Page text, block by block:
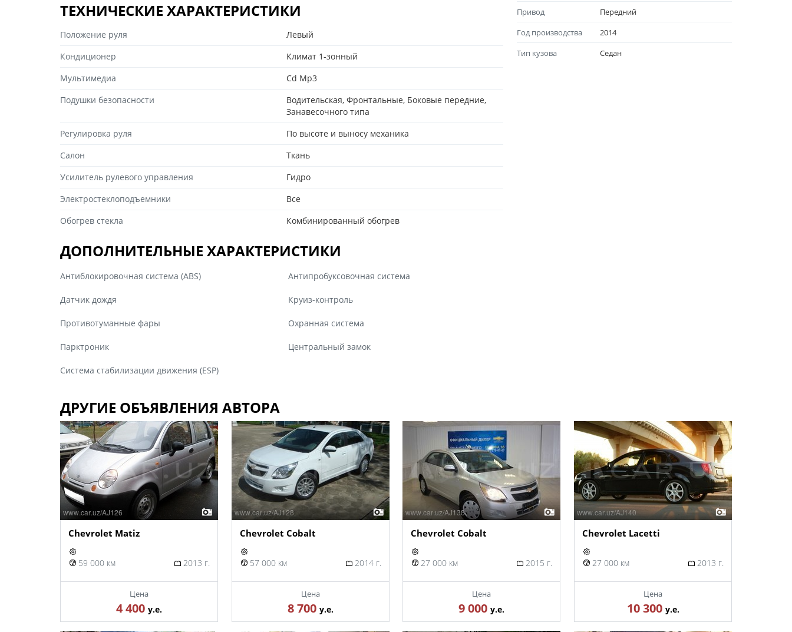
ТЕХНИЧЕСКИЕ ХАРАКТЕРИСТИКИ
Положение руля
Левый
Кондиционер
Климат 1-зонный
Мультимедиа
Cd Mp3
Подушки безопасности
Водительская, Фронтальные, Боковые передние,
Занавесочного типа
Регулировка руля
По высоте и выносу механика
Салон
Ткань
Усилитель рулевого управления
Гидро
Электростеклоподъемники
Все
Обогрев стекла
Комбинированный обогрев
ДОПОЛНИТЕЛЬНЫЕ ХАРАКТЕРИСТИКИ
Антиблокировочная система (ABS) Антипробуксовочная система
Датчик дождя Круиз-контроль
Противотуманные фары Охранная система
Парктроник Центральный замок
Система стабилизации движения (ESP)
Привод
Передний
Год производства
2014
Тип кузова
Седан
ДРУГИЕ ОБЪЯВЛЕНИЯ АВТОРА
Chevrolet Matiz
59 000 км 2013 г.
Цена
4 400 у.е.
Chevrolet Cobalt
57 000 км 2014 г.
Цена
8 700 у.е.
Chevrolet Cobalt
27 000 км 2015 г.
Цена
9 000у.е.
Chevrolet Lacetti
27 000 км 2013 г.
Цена
10 300 у.е.